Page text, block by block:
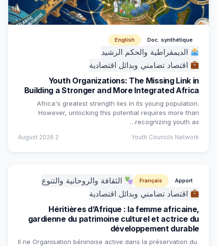
Doc. synthétique
English
الديمقراطية والحكم الرشيد
اقتصاد تضامني وبدائل اقتصادية
Youth Organizations: The Missing Link in
Building a Stronger and More Integrated Africa
Africa's greatest strength lies in its young population.
However, unlocking this potential requires more than
recognizing youth as…
Youth Councils Network
2 August 2026
Apport
Français
الثقافة والروحانية والتنوع
اقتصاد تضامني وبدائل اقتصادية
Héritières d’Afrique : la femme africaine,
gardienne du patrimoine culturel et actrice du
développement durable
Il ne Organisation béninoise active dans la préservation du